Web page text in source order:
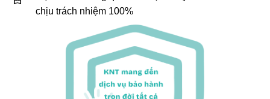
chịu trách nhiệm 100%